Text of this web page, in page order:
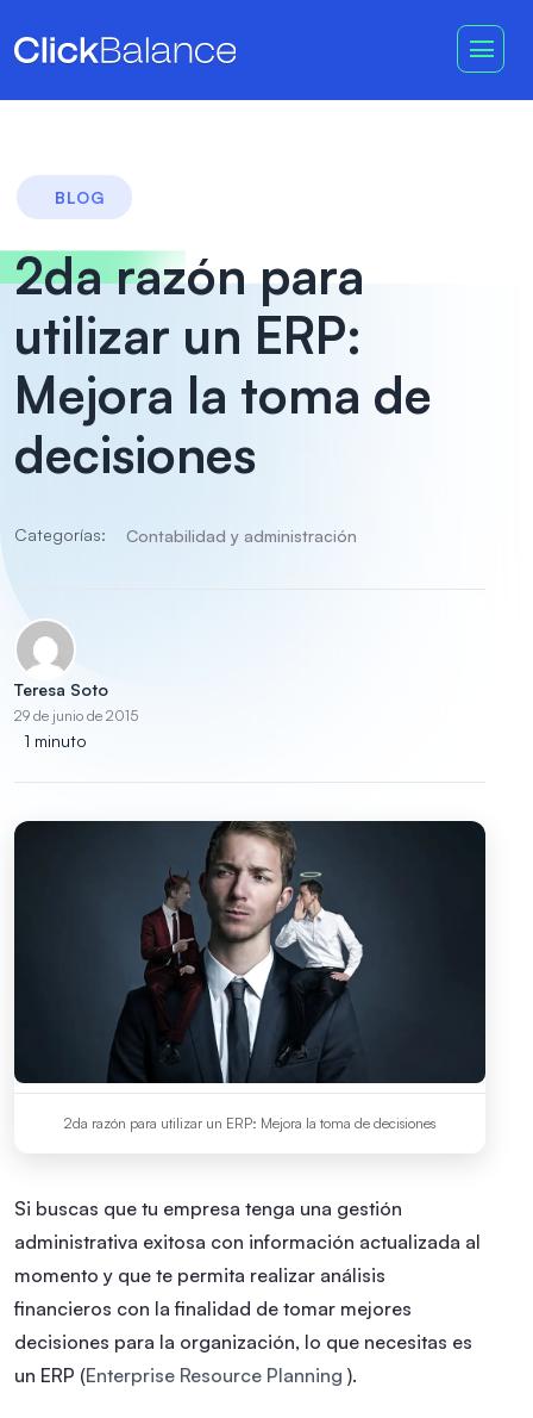
BLOG
2da razón para
utilizar un ERP:
Mejora la toma de
decisiones
Categorías: Contabilidad y administración
Teresa Soto
29 de junio de 2015
1 minuto
2da razón para utilizar un ERP: Mejora la toma de decisiones
Si buscas que tu empresa tenga una gestión
administrativa exitosa con información actualizada al
momento y que te permita realizar análisis
financieros con la finalidad de tomar mejores
decisiones para la organización, lo que necesitas es
un ERP (Enterprise Resource Planning ).